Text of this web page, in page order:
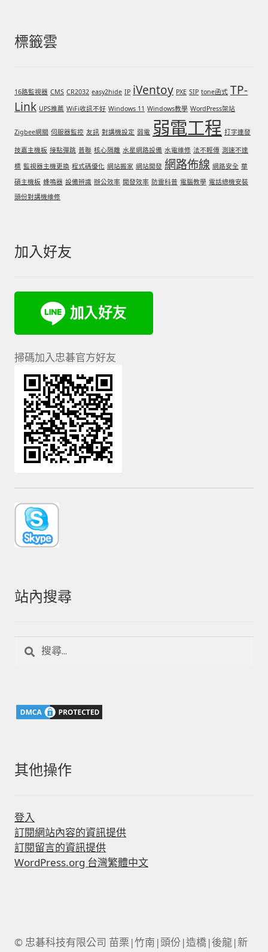
標籤雲
16路監視器 CMS CR2032 easy2hide IP iVentoy PXE SIP tone函式 TP-
Link UPS推薦 WiFi收訊不好 Windows 11 Windows教學 WordPress架站
Zigbee網關 伺服器監控 友訊 對講機設定 弱電 弱電工程 打字連發
技嘉主機板 接點彈跳 普聯 核心隔離 水星網路設備 水電維修 法不輕傳 測速不達
標 監視器主機更換 程式碼優化 網站搬家 網站開發 網路佈線 網路安全 華
碩主機板 蜂鳴器 設備辨識 辦公效率 開發效率 防雷科普 電腦教學 電話總機安裝
頭份對講機維修
加入好友
掃碼加入忠碁官方好友
站內搜尋
字:
其他操作
登入
訂閱網站內容的資訊提供
訂閱留言的資訊提供
WordPress.org 台灣繁體中文
© 忠碁科技有限公司 苗栗|竹南|頭份|造橋|後龍|新